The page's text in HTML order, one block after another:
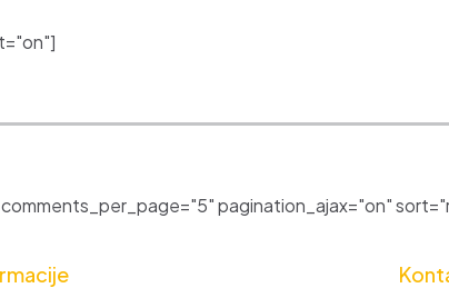
pagination_ajax="on"